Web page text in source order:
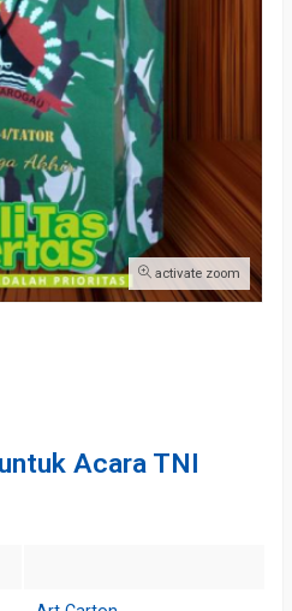
activate zoom
Acara TNI